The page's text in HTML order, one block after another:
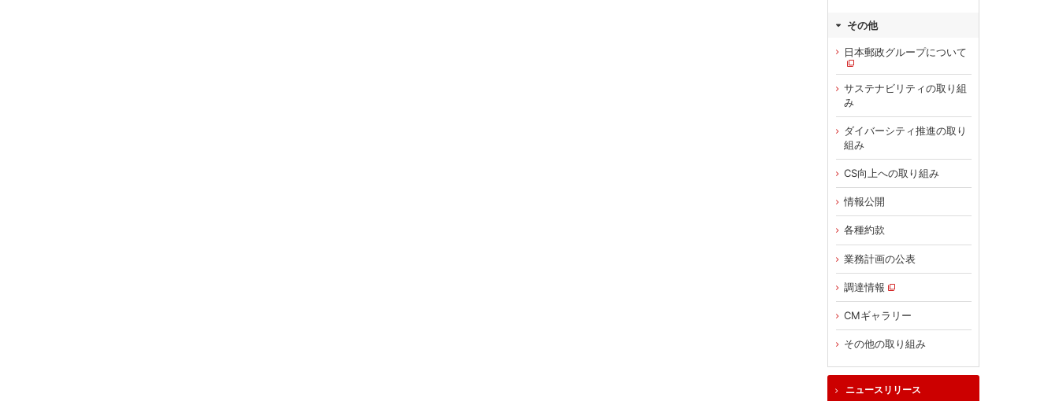
その他
日本郵政グループについて
サステナビリティの取り組
み
ダイバーシティ推進の取り
組み
CS向上への取り組み
情報公開
各種約款
業務計画の公表
調達情報
CMギャラリー
その他の取り組み
ニュースリリース